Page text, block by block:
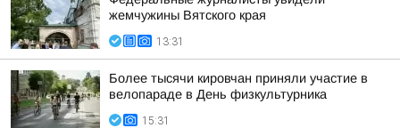
жемчужины Вятского края
13:31
Более тысячи кировчан приняли участие в
велопараде в День физкультурника
15:31